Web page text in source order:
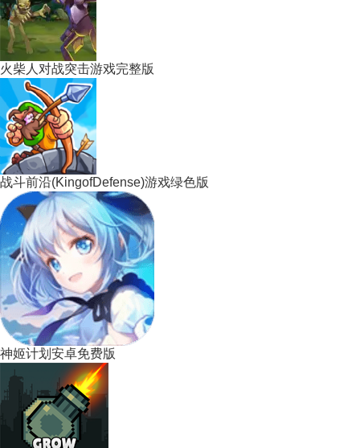
火柴人对战突击游戏完整版
战斗前沿(KingofDefense)游戏绿色版
神姬计划安卓免费版